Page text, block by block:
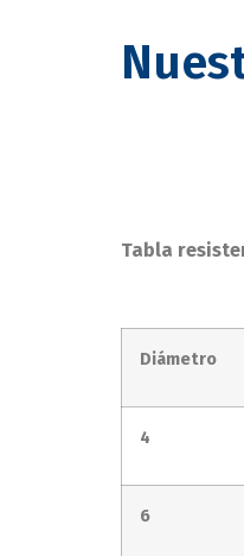
Tabla
Diámetro
4
6